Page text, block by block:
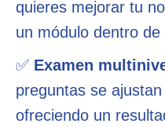
quieres mejorar tu
un módulo dentro
✅ Examen
preguntas se
ofreciendo un